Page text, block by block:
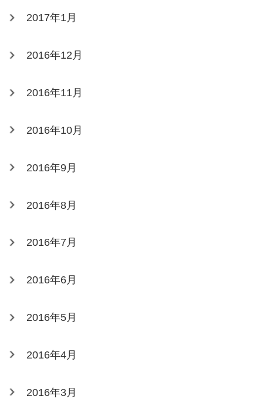
2017年1月
2016年12月
2016年11月
2016年10月
2016年9月
2016年8月
2016年7月
2016年6月
2016年5月
2016年4月
2016年3月